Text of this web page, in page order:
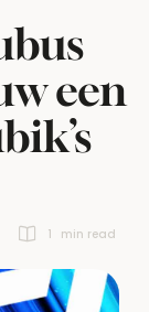
een
1 min read